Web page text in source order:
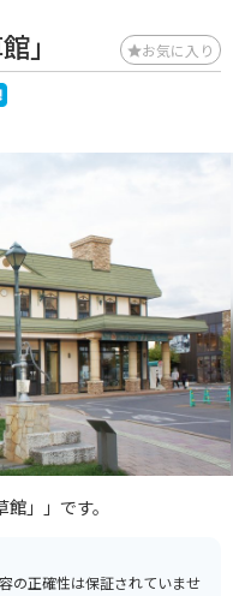
」 お気に入り
」」です。
の正確性は保証されていませ